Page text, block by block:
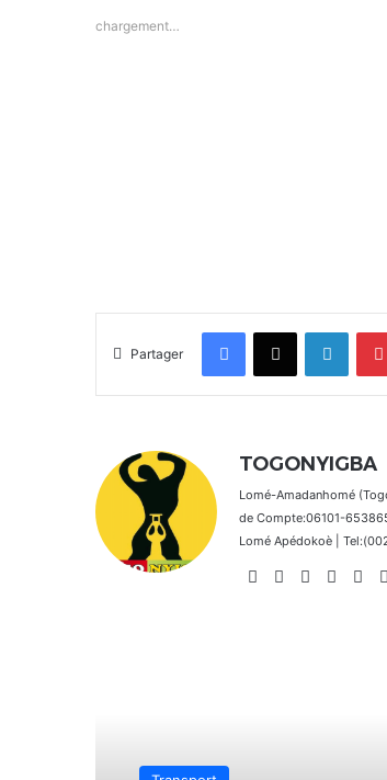
chargement…
Partager
FacebookX
TOGONYIGBA
Lomé-Amadanhomé
de Compte:06101-
Lomé Apédokoè |
WebsiteFacebook
X